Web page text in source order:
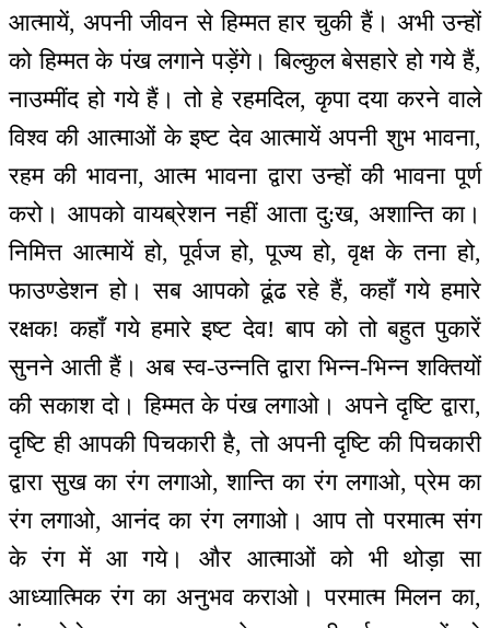
आत्मायें, अपनी जीवन से हिम्मत हार चुकी हैं। अभी उन्हों
को हिम्मत के पंख लगाने पड़ेंगे। बिल्कुल बेसहारे हो गये हैं,
नाउम्मींद हो गये हैं। तो हे रहमदिल, कृपा दया करने वाले
विश्व की आत्माओं के इष्ट देव आत्मायें अपनी शुभ भावना,
रहम की भावना, आत्म भावना द्वारा उन्हों की भावना पूर्ण
करो। आपको वायब्रेशन नहीं आता दु:ख, अशान्ति का।
निमित्त आत्मायें हो, पूर्वज हो, पूज्य हो, वृक्ष के तना हो,
फाउण्डेशन हो। सब आपको ढूंढ रहे हैं, कहाँ गये हमारे
रक्षक! कहाँ गये हमारे इष्ट देव! बाप को तो बहुत पुकारें
सुनने आती हैं। अब स्व-उन्नति द्वारा भिन्न-भिन्न शक्तियों
की सकाश दो। हिम्मत के पंख लगाओ। अपने दृष्टि द्वारा,
दृष्टि ही आपकी पिचकारी है, तो अपनी दृष्टि की पिचकारी
द्वारा सुख का रंग लगाओ, शान्ति का रंग लगाओ, प्रेम का
रंग लगाओ, आनंद का रंग लगाओ। आप तो परमात्म संग
के रंग में आ गये। और आत्माओं को भी थोड़ा सा
आध्यात्मिक रंग का अनुभव कराओ। परमात्म मिलन का,